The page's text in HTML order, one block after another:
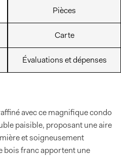
Pièces
Carte
Évaluations et dépenses
avec ce magnifique condo
paisible, proposant une aire
et soigneusement
bois franc apportent une